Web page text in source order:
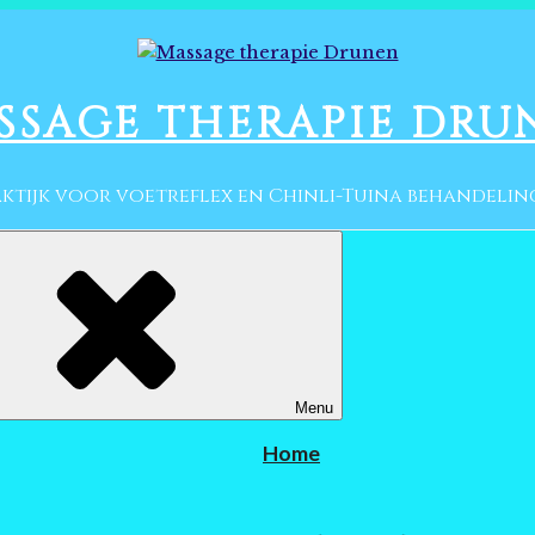
THERAPIE
voor voetreflex en Chinli-Tuina
Menu
Home